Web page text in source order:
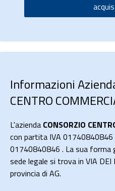
Informazioni
CENTRO
L'azienda CONSORZIO
con partita IVA 01740840846
01740840846 . La sua forma
sede legale si trova in VIA DEI
provincia di AG.